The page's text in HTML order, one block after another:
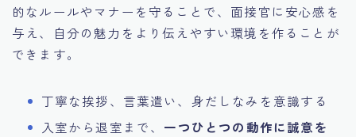
的なルールやマナーを守ることで、面接官に安心感を
与え、自分の魅力をより伝えやすい環境を作ることが
できます。
丁寧な挨拶、言葉遣い、身だしなみを意識する
入室から退室まで、 一つひとつの動作に誠意を